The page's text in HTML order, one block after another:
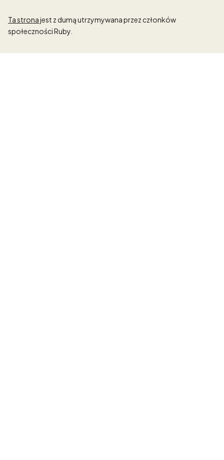
Ta stronajest z dumą utrzymywana przez członków
społeczności Ruby.